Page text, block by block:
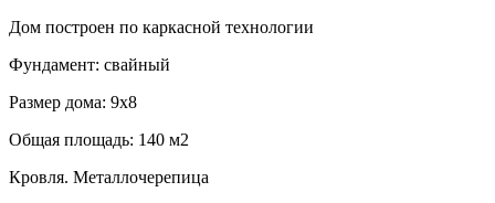
Дом построен по каркасной технологии
Фундамент: свайный
Размер дома: 9х8
Общая площадь: 140 м2
Кровля. Металлочерепица